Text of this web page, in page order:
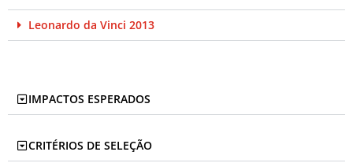
Leonardo da Vinci 2013
IMPACTOS ESPERADOS
CRITÉRIOS DE SELEÇÃO